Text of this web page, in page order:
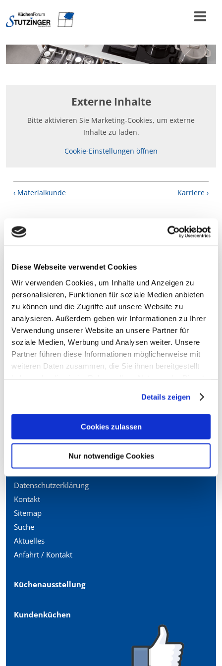
Diese Webseite verwendet Cookies
Wir verwenden Cookies, um Inhalte und Anzeigen zu
personalisieren, Funktionen für soziale Medien anbieten
zu können und die Zugriffe auf unsere Website zu
analysieren. Außerdem geben wir Informationen zu Ihrer
Verwendung unserer Website an unsere Partner für
soziale Medien, Werbung und Analysen weiter. Unsere
Partner führen diese Informationen möglicherweise mit
weiteren Daten zusammen, die Sie ihnen bereitgestellt
Details zeigen
Cookies zulassen
Nur notwendige Cookies
Externe Inhalte
Bitte aktivieren Sie Marketing-Cookies, um externe
Inhalte zu laden.
Cookie-Einstellungen öffnen
‹ Materialkunde Karriere ›
Europa:www.derkreis.de
Küchenforum Stutzinger
Unser Team
Soziales
Chronik
Karriere
Küchen-Neuheiten
Impressum
Datenschutzerklärung
Kontakt
Sitemap
Suche
Aktuelles
Anfahrt / Kontakt
Küchenausstellung
Kundenküchen